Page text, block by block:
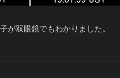
双眼鏡でもわかりました。